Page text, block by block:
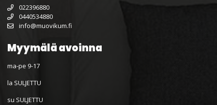
022396880
0440534880
info@muovikum.fi
Myymälä avoinna
ma-pe 9-17
la SULJETTU
su SULJETTU